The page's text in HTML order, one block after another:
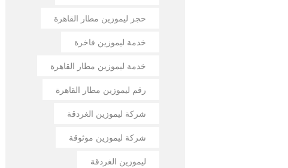
حجز ليموزين مطار القاهرة
خدمة ليموزين فاخرة
خدمة ليموزين مطار القاهرة
رقم ليموزين مطار القاهرة
شركة ليموزين الغردقة
شركة ليموزين موثوقة
ليموزين الغردقة